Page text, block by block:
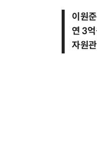
이원
연 3
자원